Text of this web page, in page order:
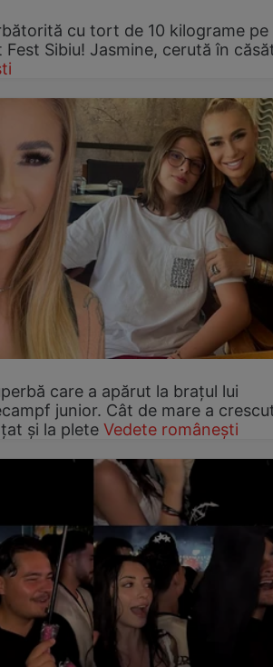
cu tort de 10 kilograme pe
Fest Sibiu! Jasmine, cerută în
care a apărut la brațul lui
junior. Cât de mare a
și la plete Vedete românești